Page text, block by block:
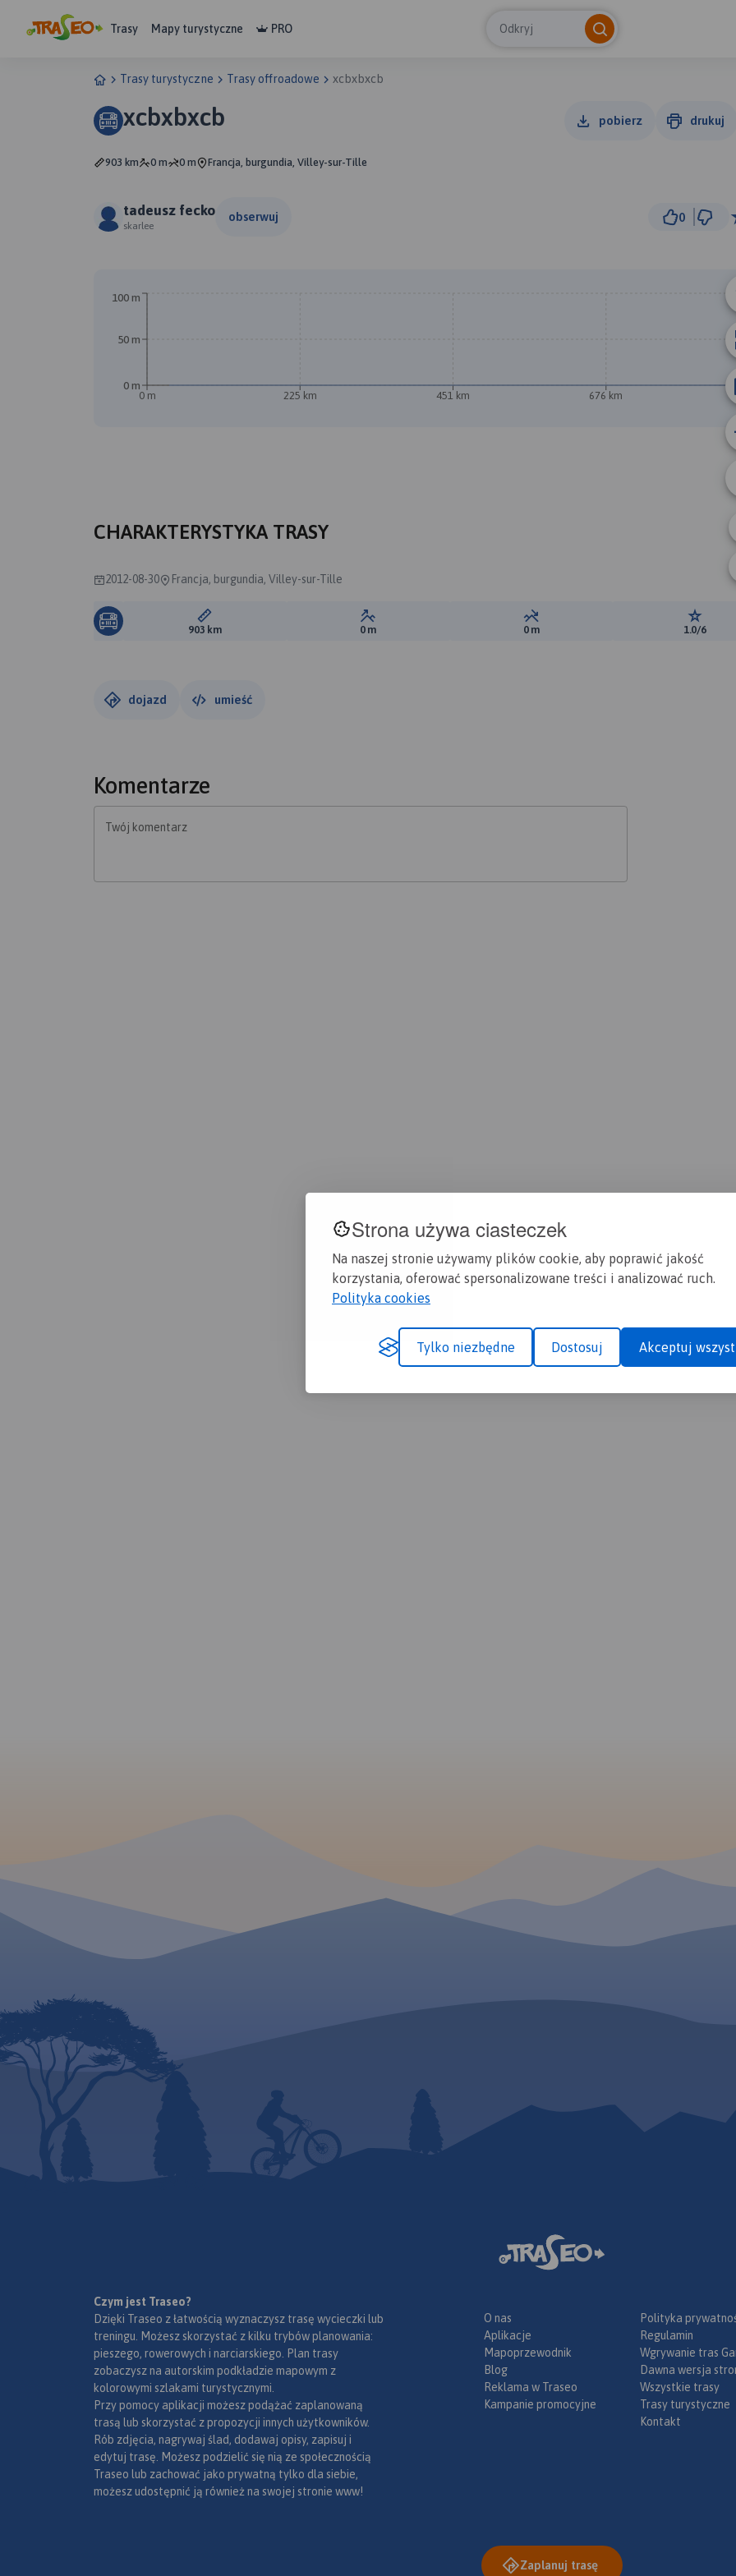
Strona używa ciasteczek
Na naszej stronie używamy plików cookie, aby poprawić jakość
korzystania, oferować spersonalizowane treści i analizować ruch.
Polityka cookies
Tylko niezbędne Dostosuj Akceptuj
Trasy Mapy turystyczne PRO Odkryj
Trasy turystyczne Trasy offroadowe xcbxbxcb
xcbxbxcb pobierz drukuj
903 km 0 m 0 m Francja, burgundia, Villey-sur-Tille
tadeusz fecko
skarlee
obserwuj 0
0 m 225 km 451 km 676 km
0 m
50 m
100 m
CHARAKTERYSTYKA TRASY
2012-08-30 Francja, burgundia, Villey-sur-Tille
Długość trasy:
903 km Suma przewyższeń:
0 m Suma spadków:
0 m Ocena
1.0/6
dojazd umieść
Komentarze
Twój komentarz
Czym jest Traseo?
Dzięki Traseo z łatwością wyznaczysz trasę wycieczki lub
treningu. Możesz skorzystać z kilku trybów planowania:
pieszego, rowerowych i narciarskiego. Plan trasy
zobaczysz na autorskim podkładzie mapowym z
kolorowymi szlakami turystycznymi.
Przy pomocy aplikacji możesz podążać zaplanowaną
trasą lub skorzystać z propozycji innych użytkowników.
Rób zdjęcia, nagrywaj ślad, dodawaj opisy, zapisuj i
edytuj trasę. Możesz podzielić się nią ze społecznością
Traseo lub zachować jako prywatną tylko dla siebie,
możesz udostępnić ją również na swojej stronie www!
O nas
Aplikacje
Mapoprzewodnik
Blog
Reklama w Traseo
Kampanie promocyjne
Polityka
Regulamin
Wgrywanie tras
Dawna wersja
Wszystkie trasy
Trasy turystyczne
Kontakt
Zaplanuj trasę